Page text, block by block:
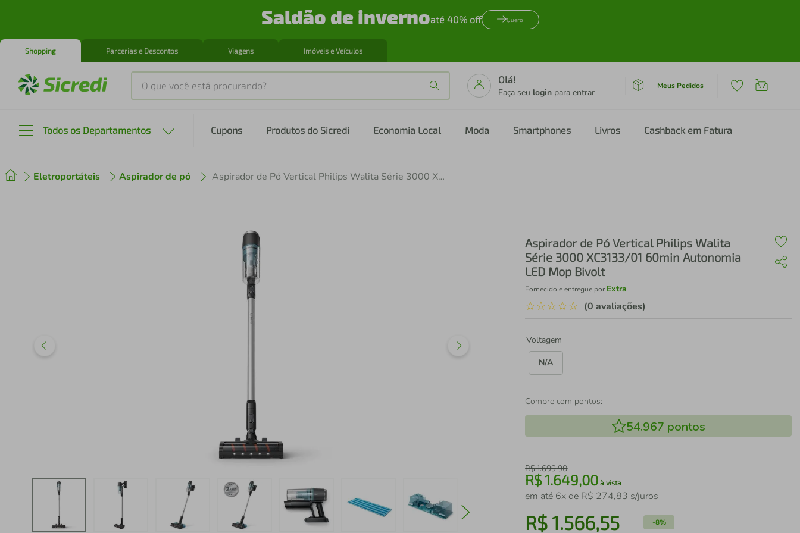
Saldão de invernoaté 40% off Quero
Shopping Parcerias e Descontos Viagens Imóveis e Veículos
O que você está procurando?
Olá!
Faça seu login para entrar
Meus Pedidos
Todos os Departamentos Cupons Produtos do Sicredi Economia Local Moda Smartphones Livros Cashback em Fatura
Eletroportáteis Aspirador de pó Aspirador de Pó Vertical Philips Walita Série 3000 XC3133/01 60min Autonomia LED Mop Bivolt
Aspirador de Pó Vertical Philips Walita
Série 3000 XC3133/01 60min Autonomia
LED Mop Bivolt
Fornecido e entregue por Extra
☆☆☆☆☆ (0 avaliações)
Voltagem
N/A
Compre com pontos:
54.967 pontos
R$1.699,90
R$1.649,00 à vista
em até 6x de R$ 274,83 s/juros
R$1.566,55 -8%
2º cafeteira